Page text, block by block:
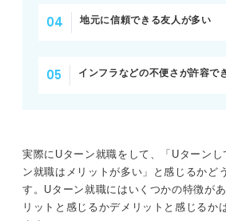
地元に信頼できる友人が多い
インフラなどの不便さが許容で
実際にUターン就職をして、「Uターン
ン就職はメリットが多い」と感じるかど
す。Uターン就職にはいくつかの特徴が
リットと感じるかデメリットと感じるか